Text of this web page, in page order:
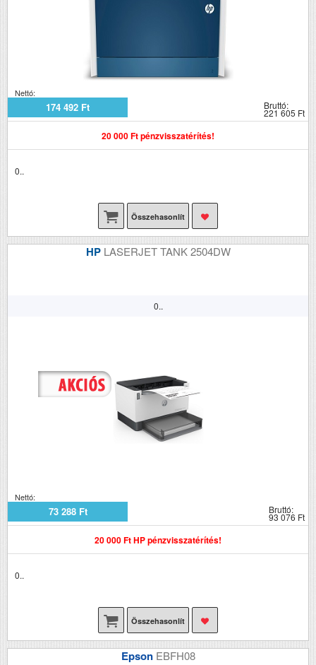
Nettó:
174 492 Ft Bruttó:
221 605 Ft
20 000 Ft pénzvisszatérítés!
0..
Összehasonlít
HP LASERJET TANK 2504DW
0..
Nettó:
73 288 Ft Bruttó:
93 076 Ft
20 000 Ft HP pénzvisszatérítés!
0..
Összehasonlít
Epson EBFH08